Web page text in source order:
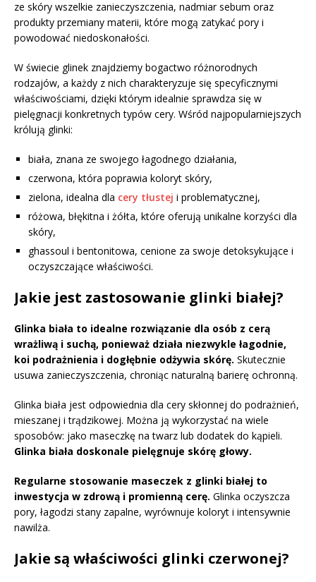
ze skóry wszelkie zanieczyszczenia, nadmiar sebum oraz
produkty przemiany materii, które mogą zatykać pory i
powodować niedoskonałości.
W świecie glinek znajdziemy bogactwo różnorodnych
rodzajów, a każdy z nich charakteryzuje się specyficznymi
właściwościami, dzięki którym idealnie sprawdza się w
pielęgnacji konkretnych typów cery. Wśród najpopularniejszych
królują glinki:
biała, znana ze swojego łagodnego działania,
czerwona, która poprawia koloryt skóry,
zielona, idealna dla cery tłustej i problematycznej,
różowa, błękitna i żółta, które oferują unikalne korzyści dla
skóry,
ghassoul i bentonitowa, cenione za swoje detoksykujące i
oczyszczające właściwości.
Jakie jest zastosowanie glinki białej?
Glinka biała to idealne rozwiązanie dla osób z cerą
wrażliwą i suchą, ponieważ działa niezwykle łagodnie,
koi podrażnienia i dogłębnie odżywia skórę. Skutecznie
usuwa zanieczyszczenia, chroniąc naturalną barierę ochronną.
Glinka biała jest odpowiednia dla cery skłonnej do podrażnień,
mieszanej i trądzikowej. Można ją wykorzystać na wiele
sposobów: jako maseczkę na twarz lub dodatek do kąpieli.
Glinka biała doskonale pielęgnuje skórę głowy.
Regularne stosowanie maseczek z glinki białej to
inwestycja w zdrową i promienną cerę. Glinka oczyszcza
pory, łagodzi stany zapalne, wyrównuje koloryt i intensywnie
nawilża.
Jakie są właściwości glinki czerwonej?